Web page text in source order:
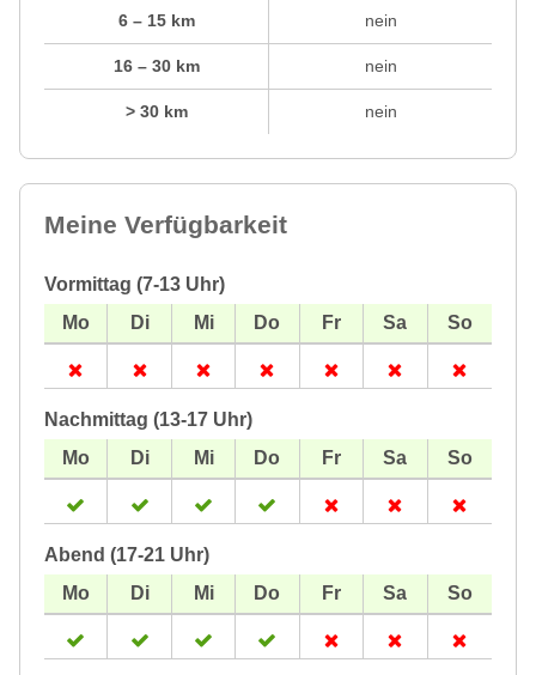
6 – 15 km
16 – 30 km
> 30 km
nein
nein
nein
Meine Verfügbarkeit
Vormittag (7-13 Uhr)
Nachmittag (13-17 Uhr)
Abend (17-21 Uhr)